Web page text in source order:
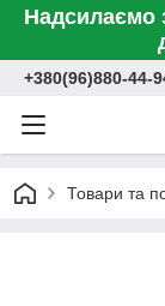
Надсилаємо
+380(96)880-44-
Товари та